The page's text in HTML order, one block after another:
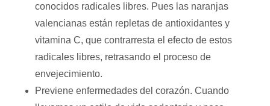
conocidos radicales libres. Pues las naranjas
valencianas están repletas de antioxidantes y
vitamina C, que contrarresta el efecto de estos
radicales libres, retrasando el proceso de
envejecimiento.
Previene enfermedades del corazón. Cuando